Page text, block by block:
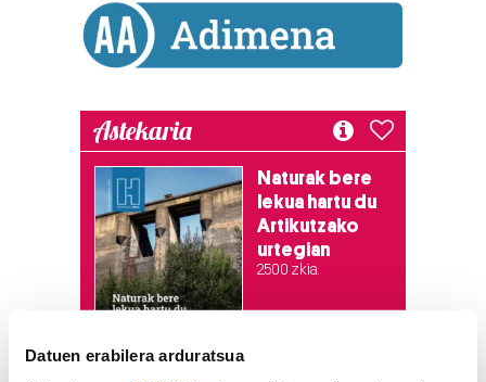
Datuen erabilera arduratsua
Astekaria
Naturak bere
lekua hartu du
Artikutzako
urtegian
2.500 zkia.